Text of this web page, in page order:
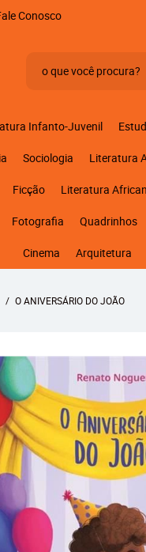
Conosco
Infanto-Juvenil
Sociologia Literatura
Ficção Literatura
Fotografia Quadrinhos
Cinema Arquitetura
O ANIVERSÁRIO DO JOÃO